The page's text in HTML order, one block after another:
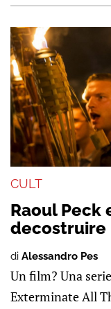
CULT
Raoul Peck
decostruire
di Alessandro Pes
Un film? Una
Exterminate All